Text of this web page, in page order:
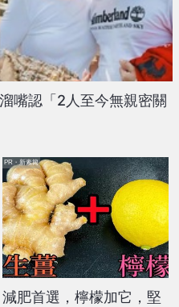
嘴認「2人至今無親密關
減肥首選，檸檬加它，堅
PR・新素簡